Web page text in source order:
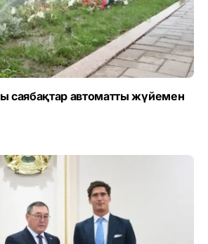
саябақтар автоматты жүйемен